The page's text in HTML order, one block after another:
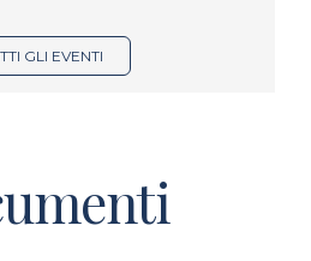
GLI EVENTI